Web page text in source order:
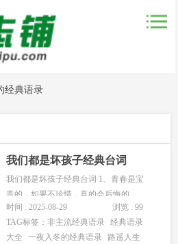
经典语录
我们都是坏孩子经典台词
我们都是坏孩子经典台词 1、青春是宝
贵的，如果不珍惜，真的会后悔的。
2、不要想从男人身上找到爱情，爱情只
有一瞬间，就像是海边的烟花，看上去
很美，转眼就没了。 3、只有在这个时
时间 : 2025-08-29
浏览 : 99
TAG标签：非主流经典语录 经典语录
大全
一夜入冬的经典语录
路遥人生